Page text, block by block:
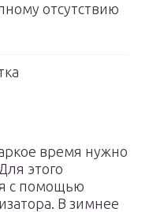
отсутствию
время нужно
этого
с помощью
В зимнее